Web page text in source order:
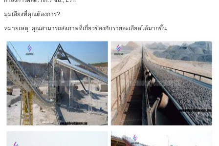
มุมเอียงที่คุณต้องการ?
หมายเหตุ: คุณสามารถส่งภาพที่เกี่ยวข้องกับรายละเอียดได้มากขึ้น